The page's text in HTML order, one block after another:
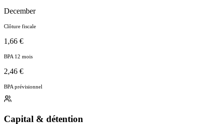
December
Clôture fiscale
1,66 €
BPA 12 mois
2,46 €
BPA prévisionnel
Capital & détention